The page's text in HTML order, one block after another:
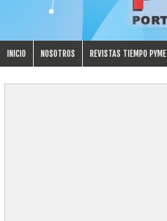
INICIO NOSOTROS REVISTAS TIEMPO PYME